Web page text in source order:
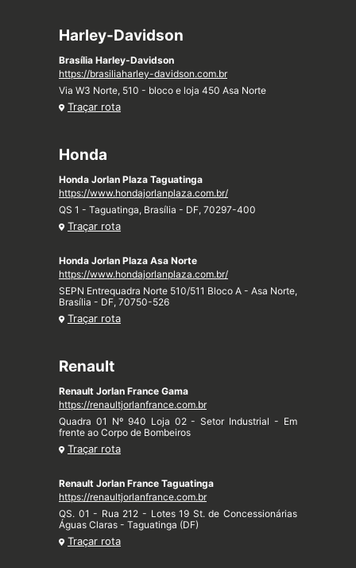
Harley-Davidson
Brasília Harley-Davidson
https://brasiliaharley-davidson.com.br
Via W3 Norte, 510 - bloco e loja 450 Asa Norte
Traçar rota
Honda
Honda Jorlan Plaza Taguatinga
https://www.hondajorlanplaza.com.br/
QS 1 - Taguatinga, Brasília - DF, 70297-400
Traçar rota
Honda Jorlan Plaza Asa Norte
https://www.hondajorlanplaza.com.br/
SEPN Entrequadra Norte 510/511 Bloco A - Asa Norte,
Brasília - DF, 70750-526
Traçar rota
Renault
Renault Jorlan France Gama
https://renaultjorlanfrance.com.br
Quadra 01 Nº 940 Loja 02 - Setor Industrial - Em
frente ao Corpo de Bombeiros
Traçar rota
Renault Jorlan France Taguatinga
https://renaultjorlanfrance.com.br
QS. 01 - Rua 212 - Lotes 19 St. de Concessionárias
Águas Claras - Taguatinga (DF)
Traçar rota